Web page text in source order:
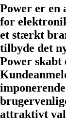
Power er en
for
et stærkt
tilbyde det
Power skabt
attraktivt